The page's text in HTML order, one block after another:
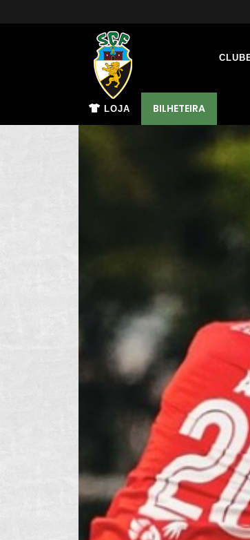
LOJA BILHETEIRA